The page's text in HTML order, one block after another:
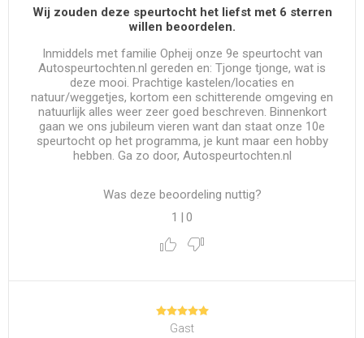
Wij zouden deze speurtocht het liefst met 6 sterren
willen beoordelen.
Inmiddels met familie Opheij onze 9e speurtocht van
Autospeurtochten.nl gereden en: Tjonge tjonge, wat is
deze mooi. Prachtige kastelen/locaties en
natuur/weggetjes, kortom een schitterende omgeving en
natuurlijk alles weer zeer goed beschreven. Binnenkort
gaan we ons jubileum vieren want dan staat onze 10e
speurtocht op het programma, je kunt maar een hobby
hebben. Ga zo door, Autospeurtochten.nl
Was deze beoordeling nuttig?
1 | 0
Gast